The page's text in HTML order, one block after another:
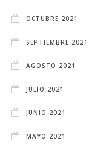
OCTUBRE 2021
SEPTIEMBRE 2021
AGOSTO 2021
JULIO 2021
JUNIO 2021
MAYO 2021